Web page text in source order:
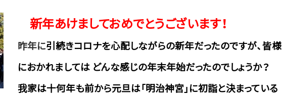
新年あけましておめでとうございます！
昨年に引続きコロナを心配しながらの新年だったのですが、皆様
におかれましては どんな感じの年末年始だったのでしょうか？
我家は十何年も前から元旦は「明治神宮」に初詣と決まっている